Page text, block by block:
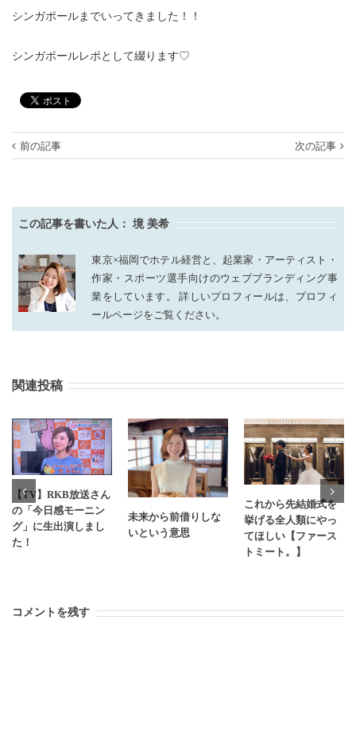
シンガポールまでいってきました！！
シンガポールレポとして綴ります♡
前の記事 次の記事
この記事を書いた人：境 美希
東京×福岡でホテル経営と、起業家・アーティスト・
作家・スポーツ選手向けのウェブブランディング事
業をしています。 詳しいプロフィールは、プロフィ
ールページをご覧ください。
関連投稿
【TV】RKB放送さん
の「今日感モーニン
グ」に生出演しまし
た！
未来から前借りしな
いという意思
これから先結婚式を
挙げる全人類にやっ
てほしい【ファース
トミート。】
コメントを残す